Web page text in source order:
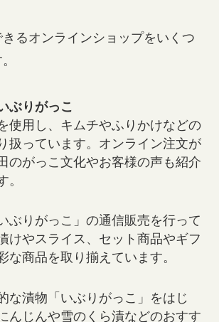
るオンラインショップをいくつ
ぶりがっこ
使用し、キムチやふりかけなどの
扱っています。オンライン注文が
のがっこ文化やお客様の声も紹介
。
ぶりがっこ」の通信販売を行って
けやスライス、セット商品やギフ
な商品を取り揃えています。
な漬物「いぶりがっこ」をはじ
んじんや雪のくら漬などのおすす